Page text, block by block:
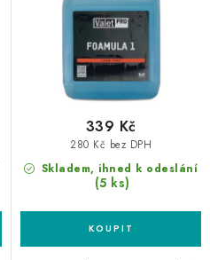
Skladem, ihned k odeslání
(5 ks)
280 Kč bez DPH
339 Kč